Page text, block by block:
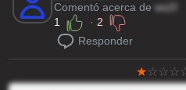
Comentó acerca de ws2I
1
· 2
Responder